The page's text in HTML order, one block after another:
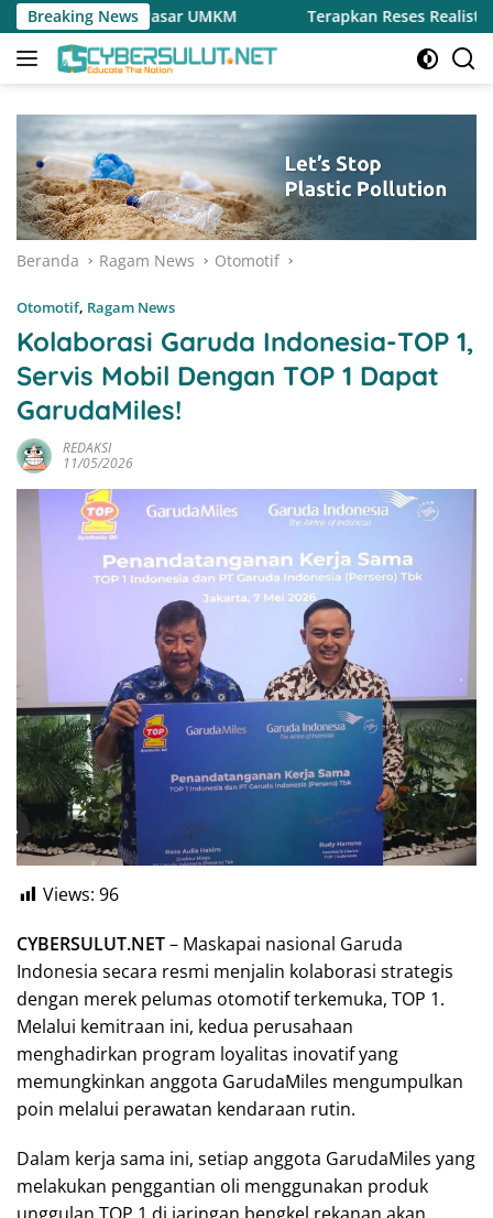
Langsung
ke
konten
Breaking News
Pasar UMKM Terapkan Reses Realistis Tanpa Obral
Beranda Ragam News Otomotif
Otomotif, Ragam News
Kolaborasi Garuda Indonesia-TOP 1,
Servis Mobil Dengan TOP 1 Dapat
GarudaMiles!
REDAKSI
11/05/2026
Views: 96
CYBERSULUT.NET– Maskapai nasional Garuda
Indonesia secara resmi menjalin kolaborasi strategis
dengan merek pelumas otomotif terkemuka, TOP 1.
Melalui kemitraan ini, kedua perusahaan
menghadirkan program loyalitas inovatif yang
memungkinkan anggota GarudaMiles mengumpulkan
poin melalui perawatan kendaraan rutin.
Dalam kerja sama ini, setiap anggota GarudaMiles yang
melakukan penggantian oli menggunakan produk